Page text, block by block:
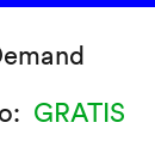
GRATIS